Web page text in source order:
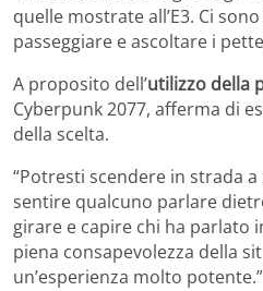
quelle mostrate all’E3. Ci
passeggiare e ascoltare i
A proposito dell’utilizzo della
Cyberpunk 2077, afferma di
della scelta.
“Potresti scendere in strada
sentire qualcuno parlare
girare e capire chi ha parlato
piena consapevolezza della
un’esperienza molto potente.”